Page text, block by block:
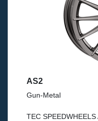
AS2
Gun-Metal
TEC